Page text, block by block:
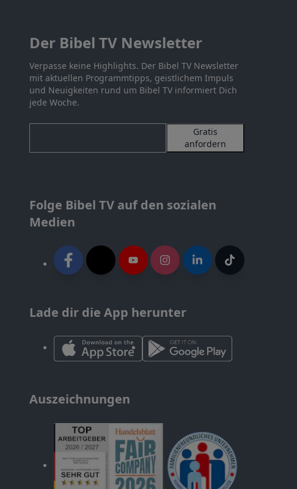
Der Bibel TV Newsletter
Verpasse keine Highlights. Der Bibel TV Newsletter
mit aktuellen Programmtipps, geistlichem Impuls
und Neuigkeiten rund um Bibel TV informiert Dich
jede Woche.
Gratis
anfordern
Folge Bibel TV auf den sozialen
Medien
Lade dir die App herunter
Auszeichnungen